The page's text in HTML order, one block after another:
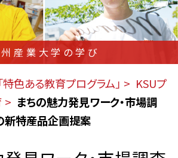
産業大学の学び
特色ある教育プログラム」
KSUプ
まちの魅力発見ワーク・市場調
新特産品企画提案